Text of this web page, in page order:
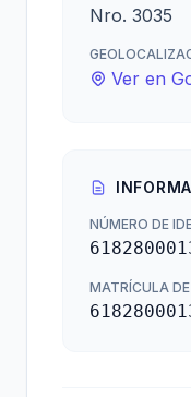
Nro. 3035
Ver en
NÚMERO DE
MATRÍCULA